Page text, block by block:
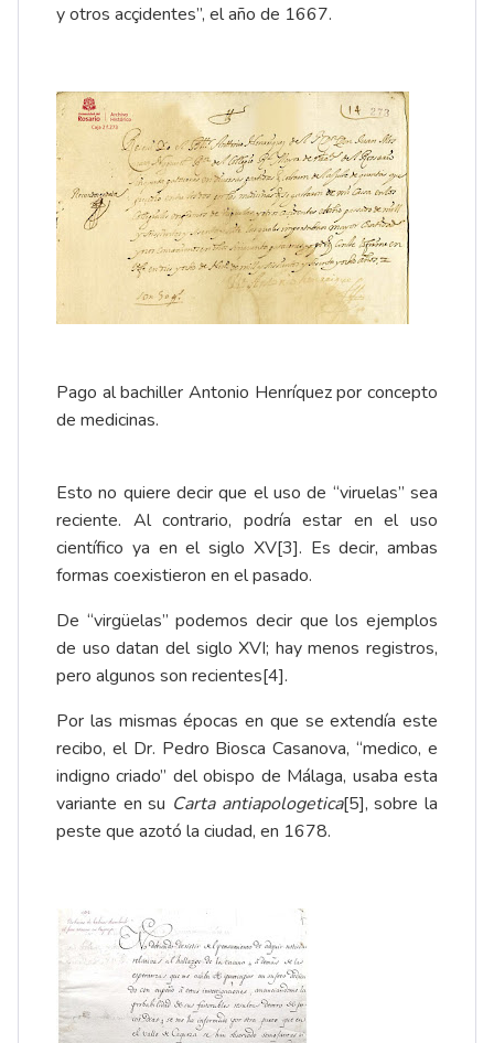
y otros acçidentes”, el año de 1667.
Pago al bachiller Antonio Henríquez por concepto
de medicinas.
Esto no quiere decir que el uso de “viruelas” sea
reciente. Al contrario, podría estar en el uso
científico ya en el siglo XV[3]. Es decir, ambas
formas coexistieron en el pasado.
De “virgüelas” podemos decir que los ejemplos
de uso datan del siglo XVI; hay menos registros,
pero algunos son recientes[4].
Por las mismas épocas en que se extendía este
recibo, el Dr. Pedro Biosca Casanova, “medico, e
indigno criado” del obispo de Málaga, usaba esta
variante en su Carta antiapologetica[5], sobre la
peste que azotó la ciudad, en 1678.